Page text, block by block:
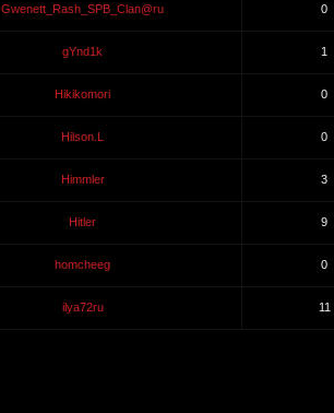
Gwenett_Rash_SPB_Clan@ru 0
gYnd1k 1
Hikikomori 0
Hilson.L 0
Himmler 3
Hitler 9
homcheeg 0
ilya72ru 11